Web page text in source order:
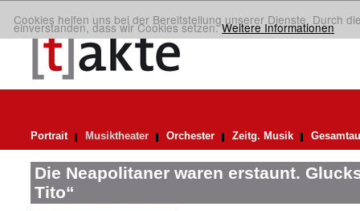
Cookies helfen uns bei der Bereitstellung unserer Dienste. Durch
einverstanden, dass wir Cookies setzen.Weitere Informationen
Portrait Musiktheater Orchester Zeitg. Musik
Die Neapolitaner waren erstaunt.
Tito“